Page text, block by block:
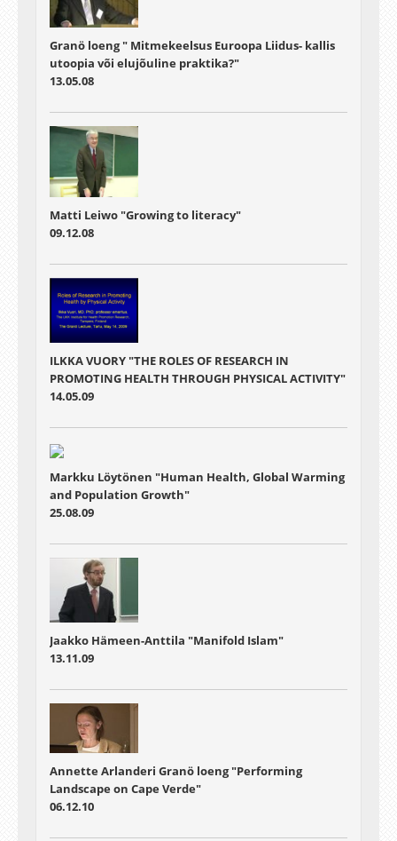
Granö loeng " Mitmekeelsus Euroopa Liidus- kallis
utoopia või elujõuline praktika?"
13.05.08
Matti Leiwo "Growing to literacy"
09.12.08
ILKKA VUORY "THE ROLES OF RESEARCH IN
PROMOTING HEALTH THROUGH PHYSICAL ACTIVITY"
14.05.09
Markku Löytönen "Human Health, Global Warming
and Population Growth"
25.08.09
Jaakko Hämeen-Anttila "Manifold Islam"
13.11.09
Annette Arlanderi Granö loeng "Performing
Landscape on Cape Verde"
06.12.10